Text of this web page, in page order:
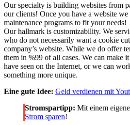
Our specialty is building websites from
our clients! Once you have a website we
maintenance programs to fit your needs!
Our hallmark is customizability. We
who do not necessarily want a cookie
company’s website. While we do offer
them in %99 of all cases. We can make
have seen on the Internet, or we can
something more unique.
Eine gute Idee: Geld verdienen mit
Stromspartipp: Mit einem
Strom sparen!